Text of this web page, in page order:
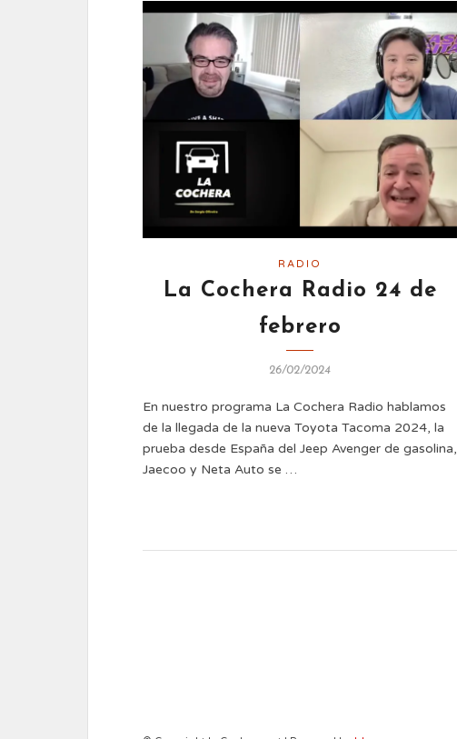
RADIO
La Cochera Radio 24 de
febrero
26/02/2024
En nuestro programa La Cochera Radio hablamos
de la llegada de la nueva Toyota Tacoma 2024, la
prueba desde España del Jeep Avenger de gasolina,
Jaecoo y Neta Auto se …